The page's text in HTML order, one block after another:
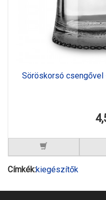
Söröskorsó csengővel
Címkék:kiegészítők